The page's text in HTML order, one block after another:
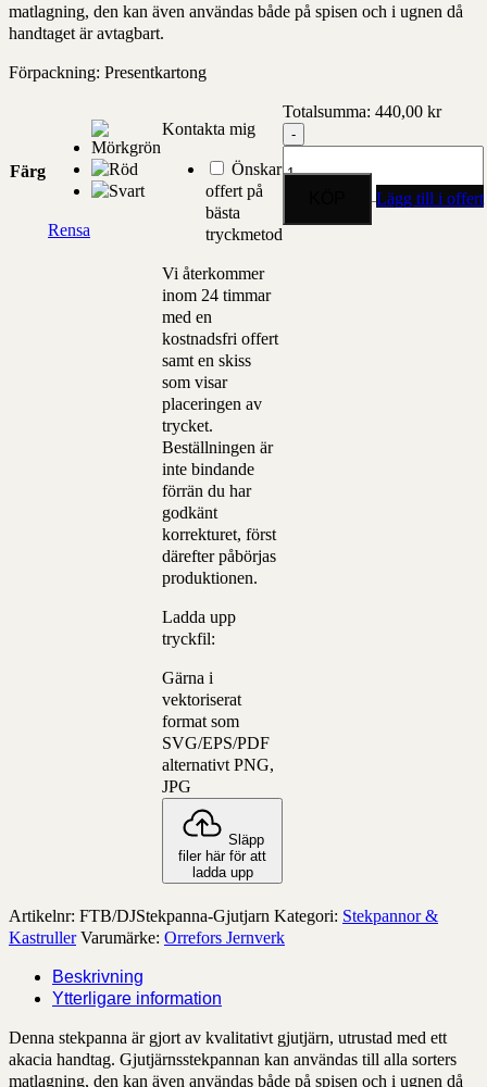
matlagning, den kan även användas både på spisen och i ugnen då
handtaget är avtagbart.
Förpackning: Presentkartong
Kontakta mig
Önskar
offert på
bästa
tryckmetod
Vi återkommer
inom 24 timmar
med en
kostnadsfri offert
samt en skiss
som visar
placeringen av
trycket.
Beställningen är
inte bindande
förrän du har
godkänt
korrekturet, först
därefter påbörjas
produktionen.
Ladda upp
tryckfil:
Gärna i
vektoriserat
format som
SVG/EPS/PDF
alternativt PNG,
JPG
Släpp
filer här för att
ladda upp
Färg
Rensa
Totalsumma: 440,00 kr
Stekpanna
mängd
Lägg till i offert
Artikelnr: FTB/DJStekpanna-Gjutjarn Kategori: Stekpannor &
Kastruller Varumärke: Orrefors Jernverk
Beskrivning
Ytterligare information
Denna stekpanna är gjort av kvalitativt gjutjärn, utrustad med ett
akacia handtag. Gjutjärnsstekpannan kan användas till alla sorters
matlagning, den kan även användas både på spisen och i ugnen då